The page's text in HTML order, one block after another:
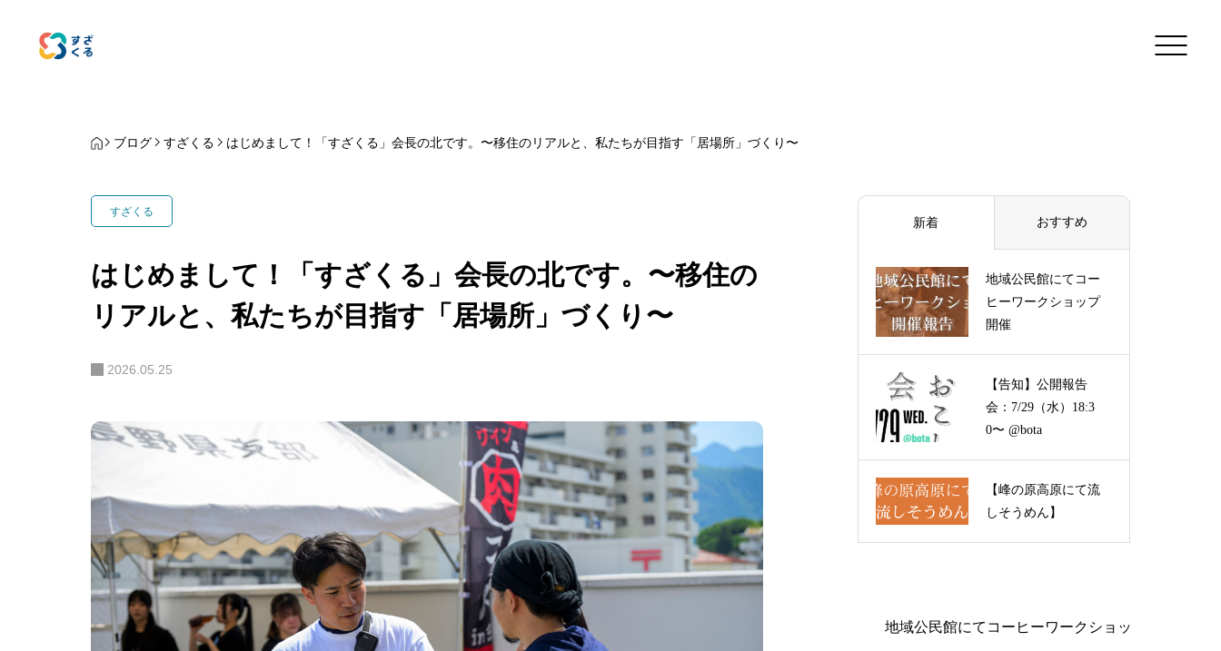
ブログ すざくる はじめまして！「すざくる」会長の北です。〜移住のリアルと、私たちが目指す「居場所」づくり〜
すざくる
はじめまして！「すざくる」会長の北です。〜移住の
リアルと、私たちが目指す「居場所」づくり〜
2026.05.25
新着 おすすめ
地域公民館にてコー
ヒーワークショップ
開催
【告知】公開報告
会：7/29（水）18:3
0〜 @bota
【峰の原高原にて流
しそうめん】